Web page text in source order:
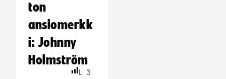
ton
ansiomerkk
i: Johnny
Holmström
L 3